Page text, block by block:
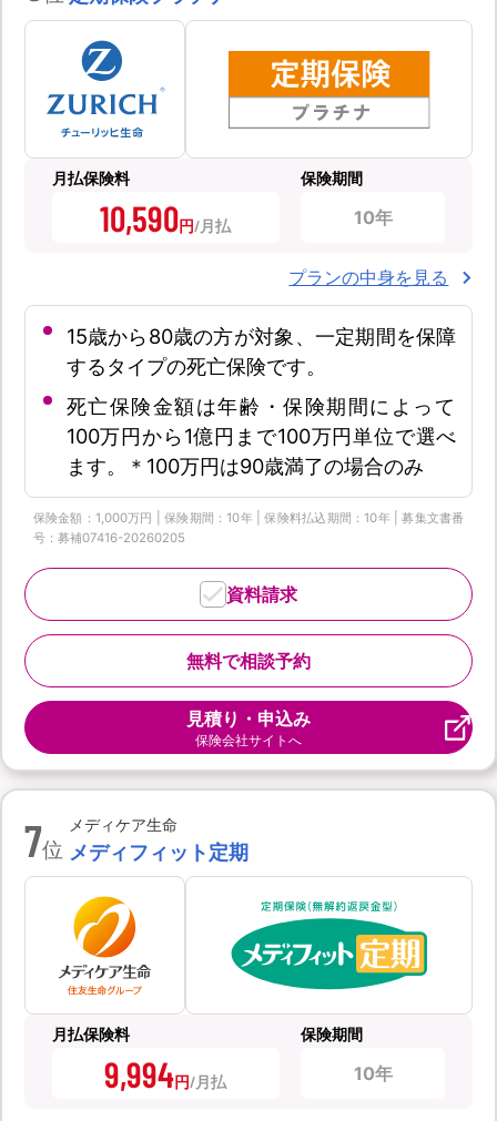
月払保険料
10,590円
保険期間
10年
プランの中身を見る
15歳から80歳の方が対象、一定期間を保障
するタイプの死亡保険です。
死亡保険金額は年齢・保険期間によって
100万円から1億円まで100万円単位で選べ
ます。＊100万円は90歳満了の場合のみ
保険金額：1,000万円 | 保険期間：10年 | 保険料払込期間：10年 | 募集文書番
号：募補07416-20260205
無料で相談予約
資料請求
見積り・申込み
保険会社サイトへ
7位
メディケア生命
メディフィット定期
月払保険料
9,994円
保険期間
10年